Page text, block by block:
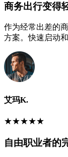
商务出行变得
作为经常出差的
方案。快速启动
艾玛K.
★★★★★
自由职业者的